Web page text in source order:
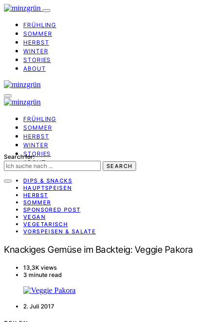
FRÜHLING
SOMMER
HERBST
WINTER
STORIES
ABOUT
FRÜHLING
SOMMER
HERBST
WINTER
STORIES
ABOUT
Search for:
SEARCH
DIPS & SNACKS
HAUPTSPEISEN
HERBST
SOMMER
SPONSORED POST
VEGAN
VEGETARISCH
VORSPEISEN & SALATE
Knackiges Gemüse im Backteig: Veggie Pakora
13,3K views
3 minute read
2. Juli 2017